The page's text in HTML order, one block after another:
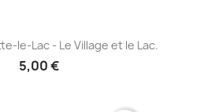
le-Lac - Le Village et le Lac.
5,00 €